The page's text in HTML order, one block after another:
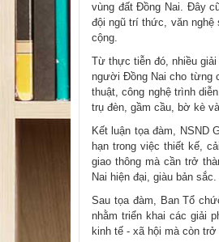
vùng đất Đồng Nai. Đây
đội ngũ trí thức, văn
cộng.
Từ thực tiễn đó, nhiều
người Đồng Nai cho từng
thuật, công nghệ trình
trụ đèn, gầm cầu, bờ kè
Kết luận tọa đàm, NSND
hạn trong việc thiết kế,
giao thông mà cần trở
Nai hiện đại, giàu bản sắc.
Sau tọa đàm, Ban Tổ
nhằm triển khai các giải
kinh tế - xã hội mà còn